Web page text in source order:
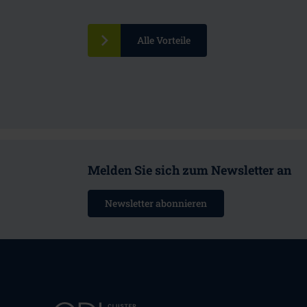
Alle Vorteile
Melden Sie sich zum Newsletter an
Newsletter abonnieren